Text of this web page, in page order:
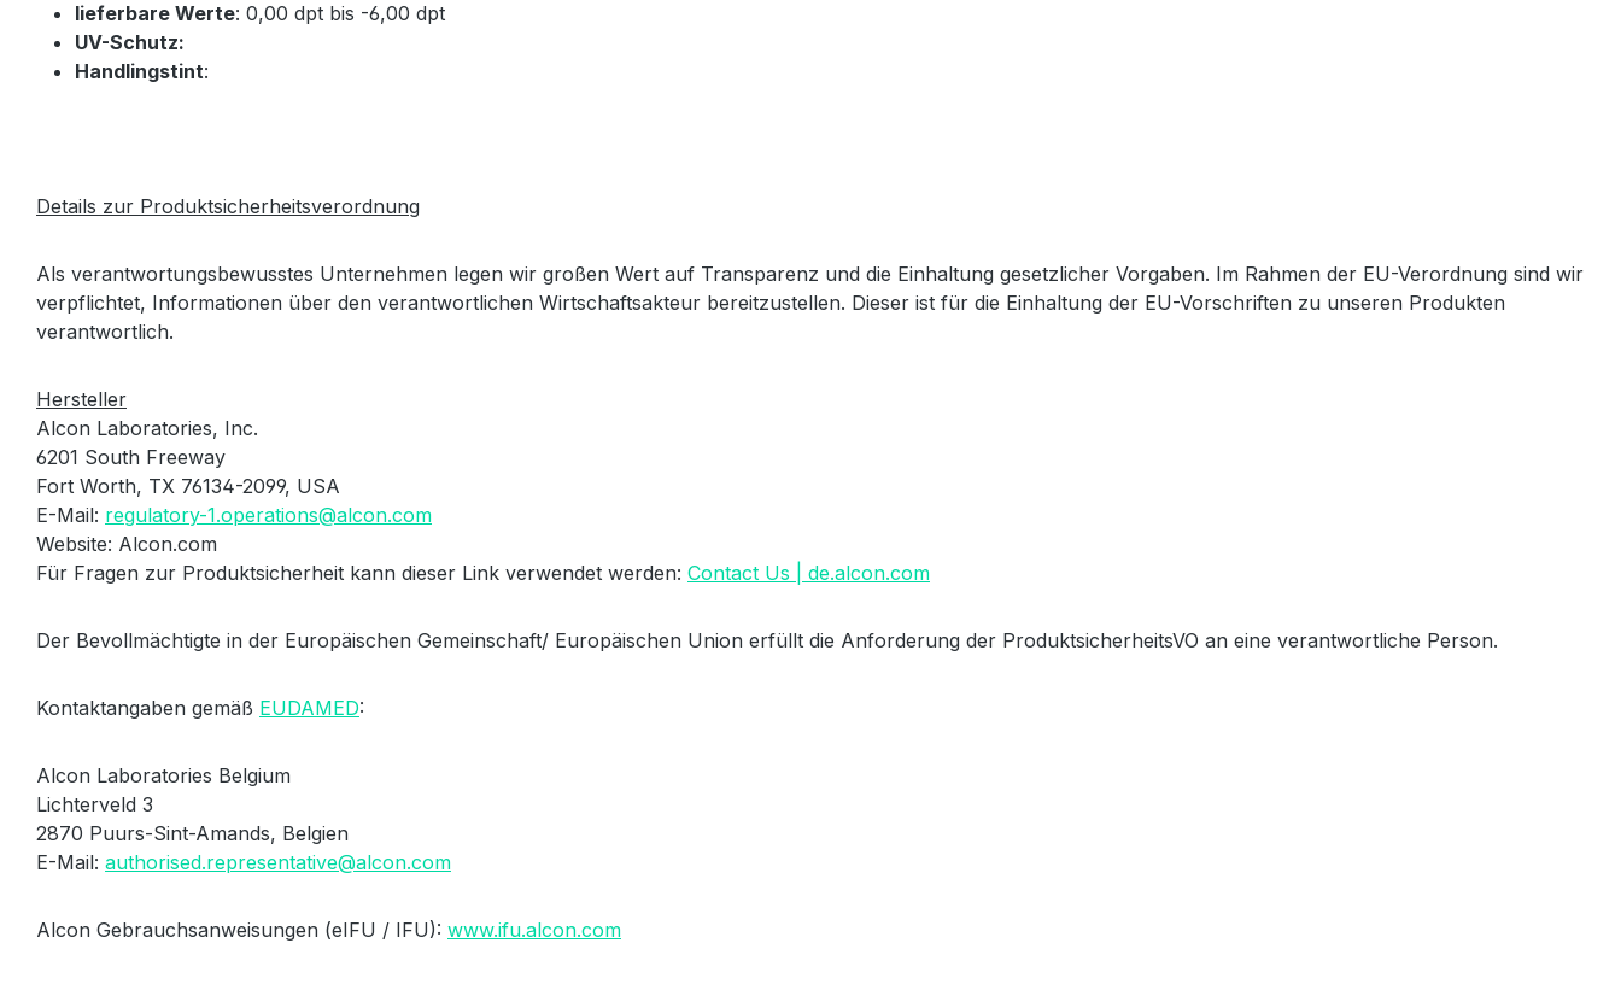
lieferbare Werte: 0,00 dpt bis -6,00 dpt
UV-Schutz:
Handlingstint:
Details zur Produktsicherheitsverordnung
Als verantwortungsbewusstes Unternehmen legen wir großen Wert auf Transparenz und die Einhaltung gesetzlicher Vorgaben. Im Rahmen der EU-Verordnung sind wir
verpflichtet, Informationen über den verantwortlichen Wirtschaftsakteur bereitzustellen. Dieser ist für die Einhaltung der EU-Vorschriften zu unseren Produkten
verantwortlich.
Hersteller
Alcon Laboratories, Inc.
6201 South Freeway
Fort Worth, TX 76134-2099, USA
E-Mail: regulatory-1.operations@alcon.com
Website: Alcon.com
Für Fragen zur Produktsicherheit kann dieser Link verwendet werden: Contact Us | de.alcon.com
Der Bevollmächtigte in der Europäischen Gemeinschaft/ Europäischen Union erfüllt die Anforderung der ProduktsicherheitsVO an eine verantwortliche Person.
Kontaktangaben gemäß EUDAMED:
Alcon Laboratories Belgium
Lichterveld 3
2870 Puurs-Sint-Amands, Belgien
E-Mail: authorised.representative@alcon.com
Alcon Gebrauchsanweisungen (eIFU / IFU): www.ifu.alcon.com